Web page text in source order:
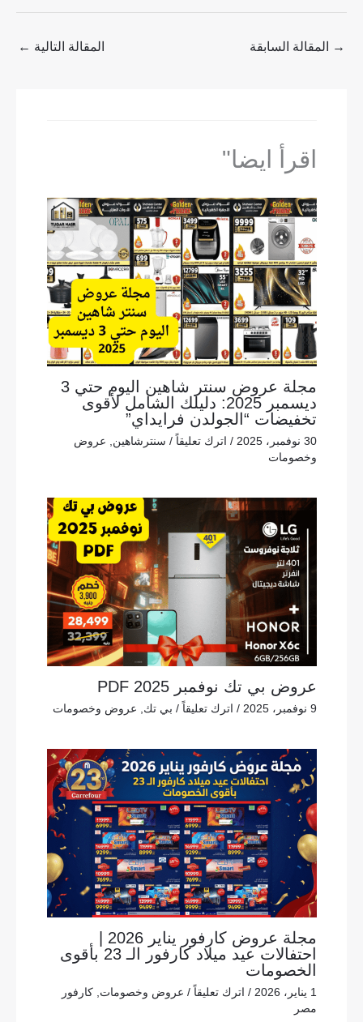
→ المقالة السابقة المقالة التالية ←
اقرأ ايضا"
مجلة عروض سنتر شاهين اليوم حتي 3
ديسمبر 2025: دليلك الشامل لأقوى
تخفيضات “الجولدن فرايداي”
30 نوفمبر، 2025 / اترك تعليقاً / سنترشاهين
عروض
وخصومات
عروض بي تك نوفمبر 2025 PDF
9 نوفمبر، 2025 / اترك تعليقاً / بي تك عروض وخصومات
احتفالات عيد ميلاد كارفور الـ 23 بأقوى
الخصومات
1 يناير، 2026 / اترك تعليقاً / عروض وخصومات ,كارفور
مصر